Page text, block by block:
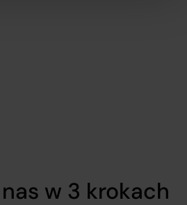
w 3 krokach